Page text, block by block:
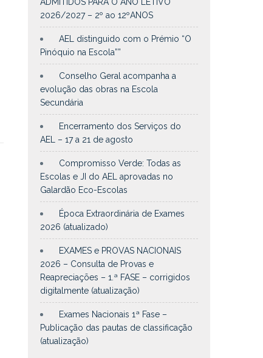
2026/2027 – 2º ao 12ºANOS
AEL distinguido com o Prémio “O
Pinóquio na Escola””
Conselho Geral acompanha a
evolução das obras na Escola
Secundária
Encerramento dos Serviços do
AEL – 17 a 21 de agosto
Compromisso Verde: Todas as
Escolas e JI do AEL aprovadas no
Galardão Eco-Escolas
Época Extraordinária de Exames
2026 (atualizado)
EXAMES e PROVAS NACIONAIS
2026 – Consulta de Provas e
Reapreciações – 1.ª FASE – corrigidos
digitalmente (atualização)
Exames Nacionais 1ª Fase –
Publicação das pautas de classificação
(atualização)